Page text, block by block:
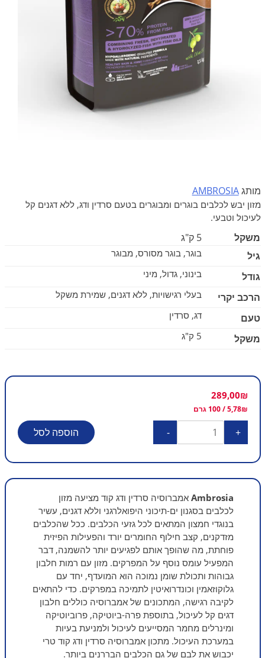
מותגAMBROSIA
מזון יבש לכלבים בוגרים ומבוגרים בטעם סרדין ודג, ללא דגנים קל
לעיכול וטבעי.
משקל
5 ק"ג
גיל
בוגר, בוגר מסורס, מבוגר
גודל בינוני, גדול, מיני
הרכב יקרי בעלי רגישויות, ללא דגנים, שמירת משקל
טעם דג, סרדין
משקל 5 ק"ג
289,00₪
5,78₪ / 100 גרם
+
כמות
של
יבש
תיכוני
לכלב
סניור,
לייט,
סטרלייז
בטעם
דגים
- הוספה לסל
Ambrosia אמברוסיה סרדין ודג קוד מציעה מזון
לכלבים בסגנון ים-תיכוני היפואלרגני וללא דגנים, עשיר
בנוגדי חמצון המתאים לכל גזעי הכלבים. ככל שהכלבים
מזדקנים, קצב חילוף החומרים יורד והפעילות הפיזית
פוחתת, מה שהופך אותם לפגיעים יותר להשמנה, דבר
המפעיל עומס נוסף על המפרקים. מזון עם רמות חלבון
גבוהות ותכולת שומן נמוכה הוא המועדף, יחד עם
גלוקוזאמין וכונדרואיטין לתמיכה במפרקים. כדי להתאים
לקיבה רגישה, המתכונים של אמברוסיה כוללים חלבון
דגים קל לעיכול, בתוספת פרה-ביוטיקה, פרוביוטיקה
ומינרלים מחמר המסייעים לעיכול ולמניעת בעיות
במערכת העיכול. מתכון אמברוסיה סרדין ודג קוד טרי
יכבוש את לבם של גם הכלבים הבררנים ביותר.